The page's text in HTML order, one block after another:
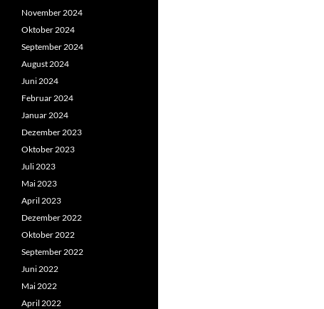
November 2024
Oktober 2024
September 2024
August 2024
Juni 2024
Februar 2024
Januar 2024
Dezember 2023
Oktober 2023
Juli 2023
Mai 2023
April 2023
Dezember 2022
Oktober 2022
September 2022
Juni 2022
Mai 2022
April 2022